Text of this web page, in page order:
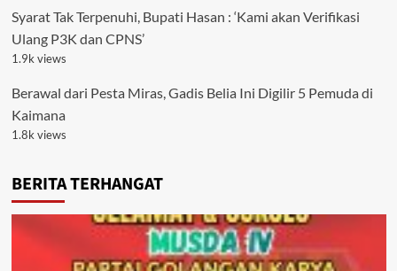
Syarat Tak Terpenuhi, Bupati Hasan : ‘Kami akan Verifikasi
Ulang P3K dan CPNS’
1.9k views
Berawal dari Pesta Miras, Gadis Belia Ini Digilir 5 Pemuda di
Kaimana
1.8k views
BERITA TERHANGAT